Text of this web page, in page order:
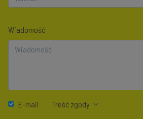
Wiadomość
E-mail Treść zgody